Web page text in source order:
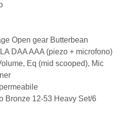
Open gear Butterbean
DAA AAA (piezo + microfono)
Eq (mid scooped), Mic
Bronze 12-53 Heavy Set/6